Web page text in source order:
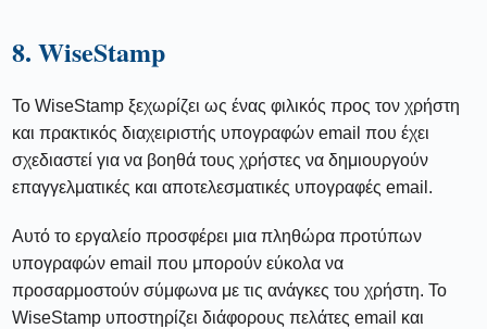
8. WiseStamp
Το WiseStamp ξεχωρίζει ως ένας φιλικός προς τον χρήστη
και πρακτικός διαχειριστής υπογραφών email που έχει
σχεδιαστεί για να βοηθά τους χρήστες να δημιουργούν
επαγγελματικές και αποτελεσματικές υπογραφές email.
Αυτό το εργαλείο προσφέρει μια πληθώρα προτύπων
υπογραφών email που μπορούν εύκολα να
προσαρμοστούν σύμφωνα με τις ανάγκες του χρήστη. Το
WiseStamp υποστηρίζει διάφορους πελάτες email και